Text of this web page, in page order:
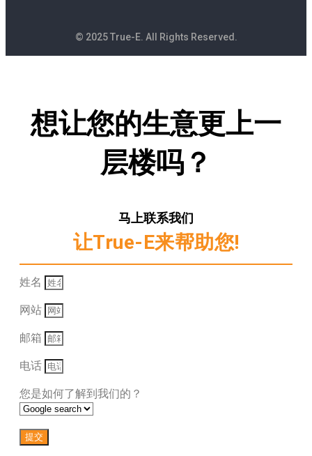
© 2025 True-E. All Rights Reserved.
想让您的生意更上一
层楼吗？
马上联系我们
让True-E来帮助您!
姓名
网站
邮箱
电话
您是如何了解到我们的？
提交